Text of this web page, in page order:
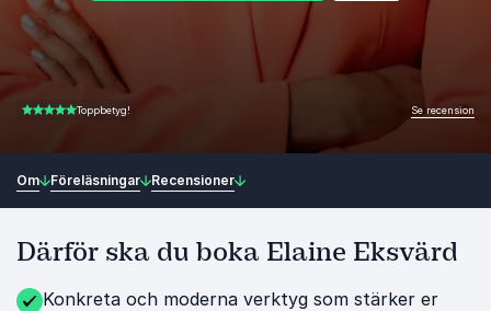
4.80 av 5 Toppbetyg! Se recension
Om Föreläsningar Recensioner
Därför ska du boka Elaine Eksvärd
Konkreta och moderna verktyg som stärker er